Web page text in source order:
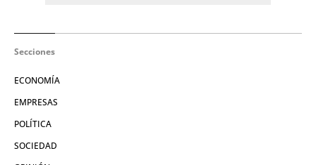
Secciones
ECONOMÍA
EMPRESAS
POLÍTICA
SOCIEDAD